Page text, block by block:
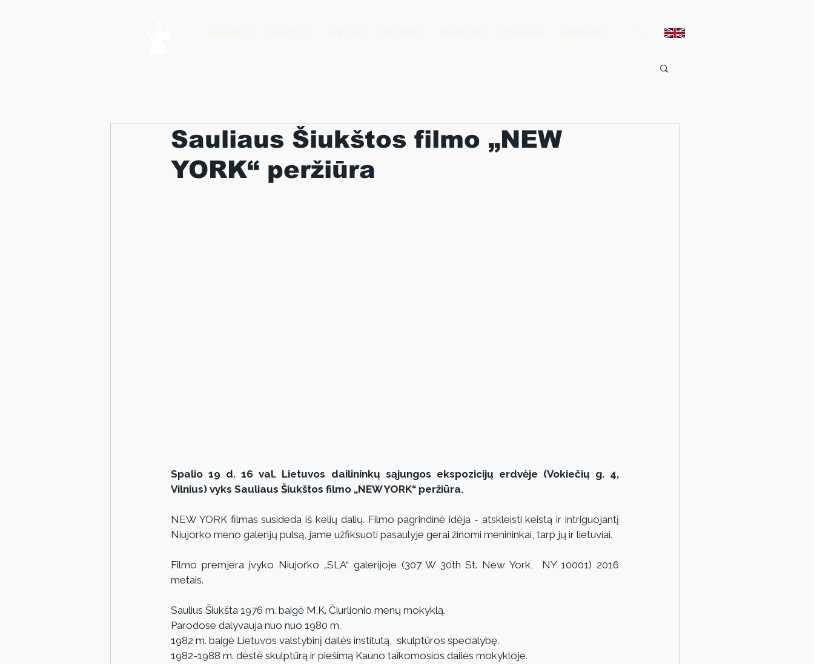
Sauliaus Šiukštos filmo „NEW
YORK“ peržiūra
Spalio 19 d. 16 val. Lietuvos dailininkų sąjungos ekspozicijų erdvėje (Vokiečių g. 4,
Vilnius) vyks Sauliaus Šiukštos filmo „NEW YORK“ peržiūra.
NEW YORK filmas susideda iš kelių dalių. Filmo pagrindinė idėja - atskleisti keistą ir intriguojantį
Niujorko meno galerijų pulsą, jame užfiksuoti pasaulyje gerai žinomi menininkai, tarp jų ir lietuviai.
Filmo premjera įvyko Niujorko „SLA“ galerijoje (307 W 30th St. New York,  NY 10001) 2016
metais.
Saulius Šiukšta 1976 m. baigė M.K. Čiurlionio menų mokyklą.
Parodose dalyvauja nuo nuo 1980 m.
1982 m. baigė Lietuvos valstybinį dailės institutą,  skulptūros specialybę.
1982-1988 m. dėstė skulptūrą ir piešimą Kauno taikomosios dailės mokykloje.